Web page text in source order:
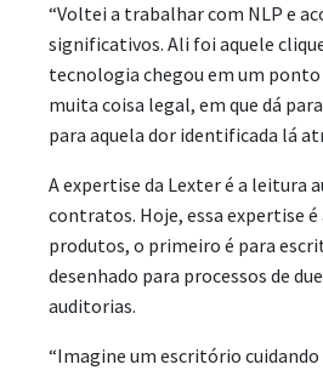
“Voltei a trabalhar com NLP e
significativos. Ali foi aquele
tecnologia chegou em um ponto
muita coisa legal, em que dá
para aquela dor identificada lá
A expertise da Lexter é a leitura
contratos. Hoje, essa expertise é
produtos, o primeiro é para
desenhado para processos de
auditorias.
“Imagine um escritório cuidando